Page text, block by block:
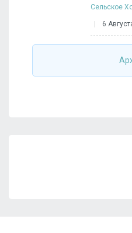
Сельское
6